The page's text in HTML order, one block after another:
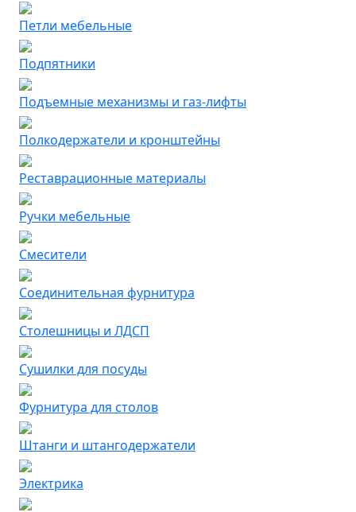
Петли мебельные
Подпятники
Подъемные механизмы и газ-лифты
Полкодержатели и кронштейны
Реставрационные материалы
Ручки мебельные
Смесители
Соединительная фурнитура
Столешницы и ЛДСП
Сушилки для посуды
Фурнитура для столов
Штанги и штангодержатели
Электрика